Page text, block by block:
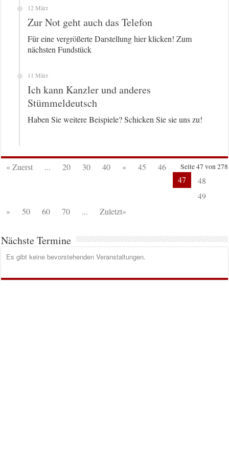
12 März
Zur Not geht auch das Telefon
Für eine vergrößerte Darstellung hier klicken! Zum
nächsten Fundstück
11 März
Ich kann Kanzler und anderes
Stümmeldeutsch
Haben Sie weitere Beispiele? Schicken Sie sie uns zu!
Seite 47 von 278
« Zuerst ... 20 30 40 « 45
46
47
48
49
»
50 60 70 ... Zuletzt»
Nächste Termine
Es gibt keine bevorstehenden Veranstaltungen.